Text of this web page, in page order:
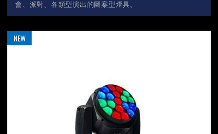
會、派對、各類型演出的圖案型燈具。